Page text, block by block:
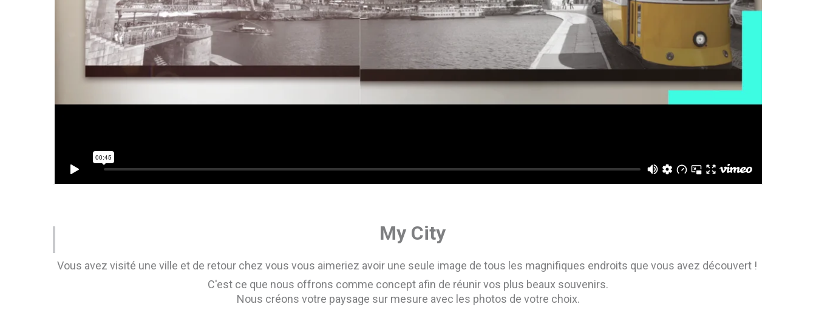
My City
Vous avez visité une ville et de retour chez vous vous aimeriez avoir une seule image de tous les magnifiques endroits que vous avez découvert !
C'est ce que nous offrons comme concept afin de réunir vos plus beaux souvenirs.
Nous créons votre paysage sur mesure avec les photos de votre choix.